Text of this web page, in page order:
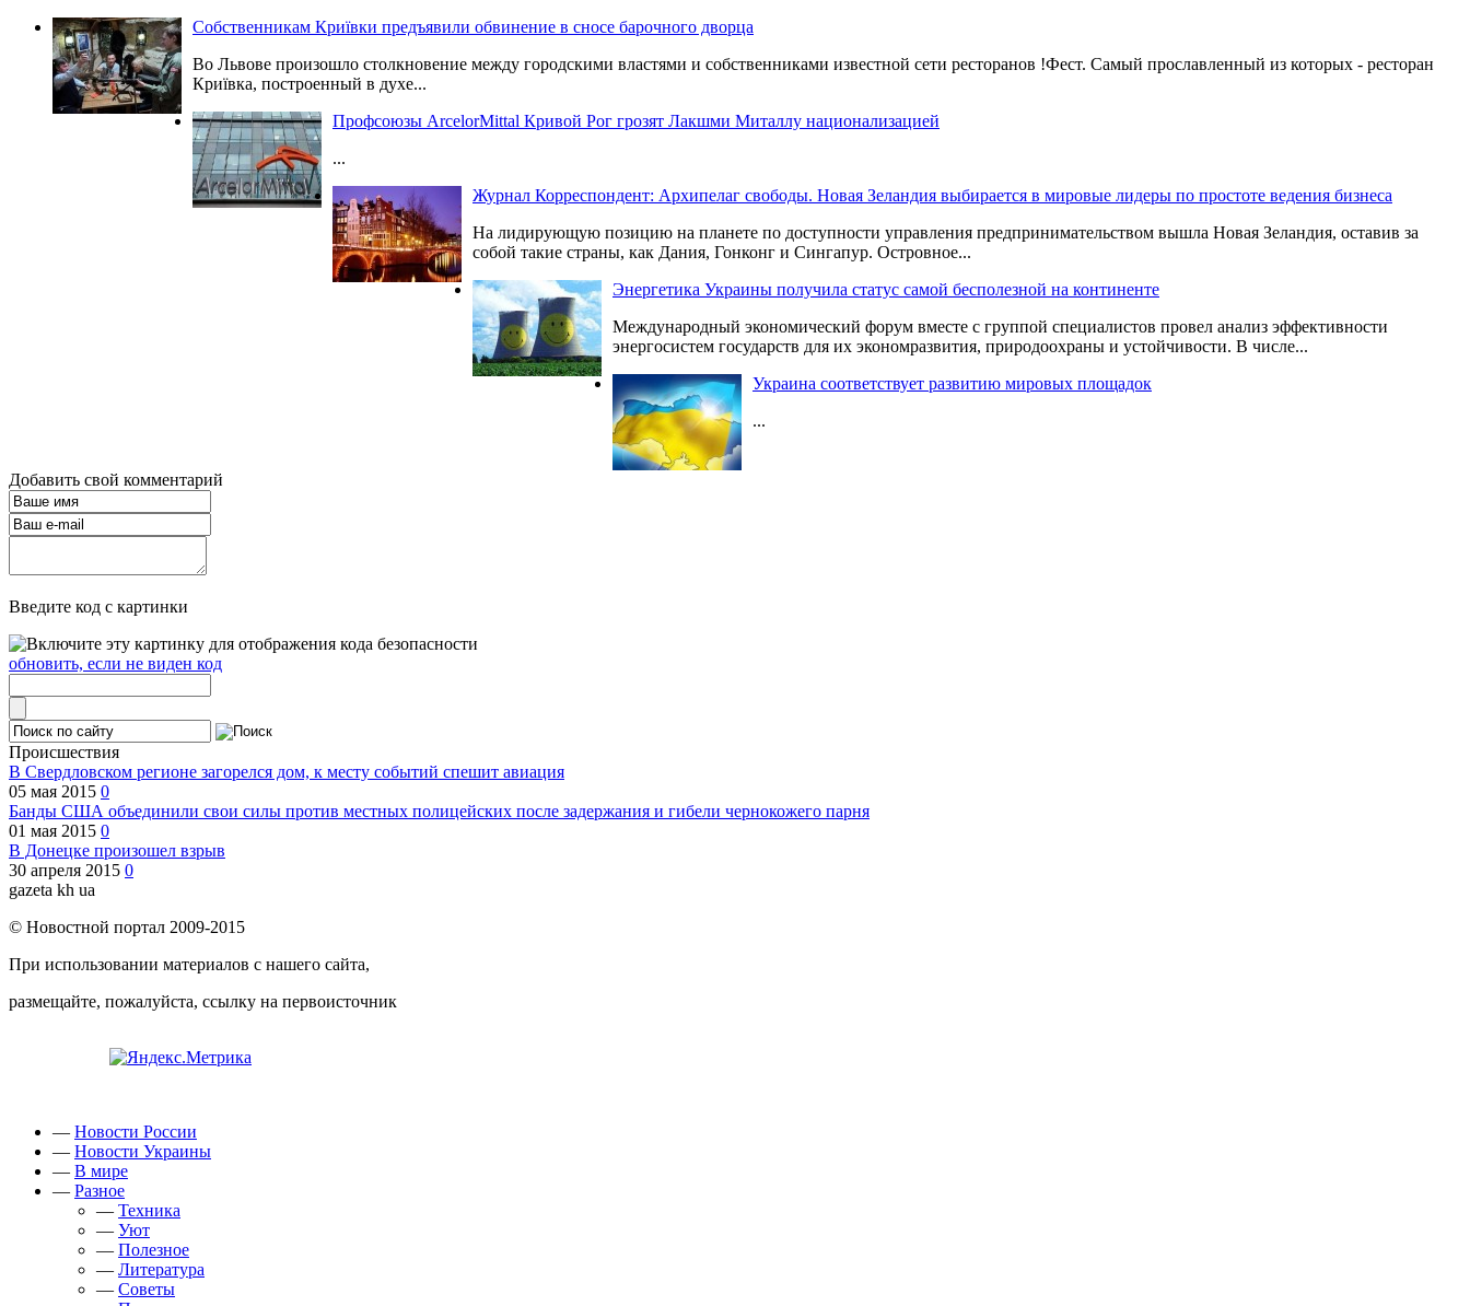
Собственникам Криївки предъявили обвинение в сносе барочного дворца
Во Львове произошло столкновение между городскими властями и собственниками известной сети ресторанов !Фeст. Самый прославленный из которых - ресторан
Криївка, построенный в духе...
Профсоюзы ArcelorMittal Кривой Рог грозят Лакшми Миталлу национализацией
...
Журнал Корреспондент: Архипелаг свободы. Новая Зеландия выбирается в мировые лидеры по простоте ведения бизнеса
На лидирующую позицию на планете по доступности управления предпринимательством вышла Новая Зеландия, оставив за
собой такие страны, как Дания, Гонконг и Сингапур. Островное...
Энергетика Украины получила статус самой бесполезной на континенте
Международный экономический форум вместе с группой специалистов провел анализ эффективности
энергосистем государств для их экономразвития, природоохраны и устойчивости. В числе...
Украина соответствует развитию мировых площадок
...
Добавить свой комментарий
Введите код с картинки
обновить, если не виден код
Происшествия
В Свердловском регионе загорелся дом, к месту событий спешит авиация
05 мая 2015 0
Банды США объединили свои силы против местных полицейских после задержания и гибели чернокожего парня
01 мая 2015 0
В Донецке произошел взрыв
30 апреля 2015 0
gazeta kh ua
© Новостной портал 2009-2015
При использовании материалов с нашего сайта,
размещайте, пожалуйста, ссылку на первоисточник
— Новости России
— Новости Украины
— В мире
— Разное
— Техника
— Уют
— Полезное
— Литература
— Советы